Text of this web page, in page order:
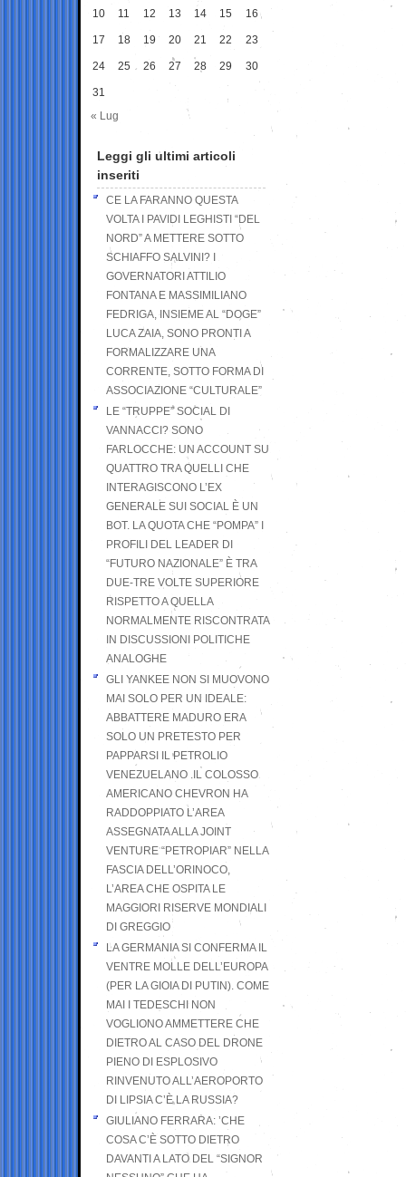
10 11 12 13 14 15 16
17 18 19 20 21 22 23
24 25 26 27 28 29 30
31
« Lug
Leggi gli ultimi articoli
inseriti
CE LA FARANNO QUESTA
VOLTA I PAVIDI LEGHISTI “DEL
NORD” A METTERE SOTTO
SCHIAFFO SALVINI? I
GOVERNATORI ATTILIO
FONTANA E MASSIMILIANO
FEDRIGA, INSIEME AL “DOGE”
LUCA ZAIA, SONO PRONTI A
FORMALIZZARE UNA
CORRENTE, SOTTO FORMA DI
ASSOCIAZIONE “CULTURALE”
LE “TRUPPE” SOCIAL DI
VANNACCI? SONO
FARLOCCHE: UN ACCOUNT SU
QUATTRO TRA QUELLI CHE
INTERAGISCONO L’EX
GENERALE SUI SOCIAL È UN
BOT. LA QUOTA CHE “POMPA” I
PROFILI DEL LEADER DI
“FUTURO NAZIONALE” È TRA
DUE-TRE VOLTE SUPERIORE
RISPETTO A QUELLA
NORMALMENTE RISCONTRATA
IN DISCUSSIONI POLITICHE
ANALOGHE
GLI YANKEE NON SI MUOVONO
MAI SOLO PER UN IDEALE:
ABBATTERE MADURO ERA
SOLO UN PRETESTO PER
PAPPARSI IL PETROLIO
VENEZUELANO .IL COLOSSO
AMERICANO CHEVRON HA
RADDOPPIATO L’AREA
ASSEGNATA ALLA JOINT
VENTURE “PETROPIAR” NELLA
FASCIA DELL’ORINOCO,
L’AREA CHE OSPITA LE
MAGGIORI RISERVE MONDIALI
DI GREGGIO
LA GERMANIA SI CONFERMA IL
VENTRE MOLLE DELL’EUROPA
(PER LA GIOIA DI PUTIN). COME
MAI I TEDESCHI NON
VOGLIONO AMMETTERE CHE
DIETRO AL CASO DEL DRONE
PIENO DI ESPLOSIVO
RINVENUTO ALL’AEROPORTO
DI LIPSIA C’È LA RUSSIA?
GIULIANO FERRARA: ’CHE
COSA C’È SOTTO DIETRO
DAVANTI A LATO DEL “SIGNOR